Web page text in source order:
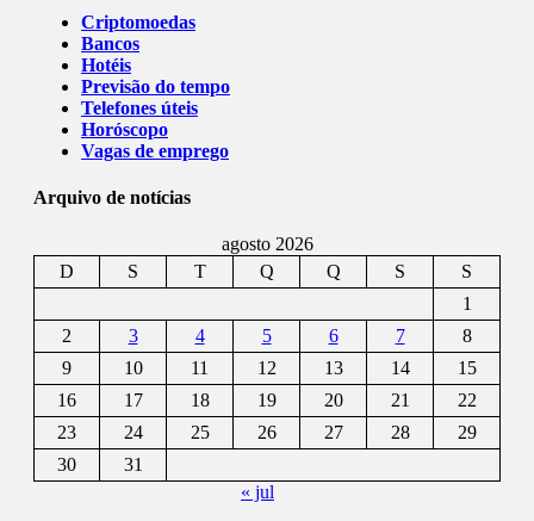
Criptomoedas
Bancos
Hotéis
Previsão do tempo
Telefones úteis
Horóscopo
Vagas de emprego
Arquivo de notícias
agosto 2026
D
S T Q Q S
S
1
2
3 4 5 6 7
8
9
10 11 12 13 14
15
16
17 18 19 20 21
22
23
24 25 26 27 28
29
30
31
« jul